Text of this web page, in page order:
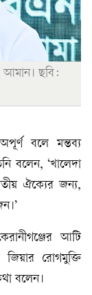
আমান। ছবি:
বলে মন্তব্য
বলেন, ‘খালেদা
ঐক্যের জন্য,
আটি
জিয়ার রোগমুক্তি
বলেন।